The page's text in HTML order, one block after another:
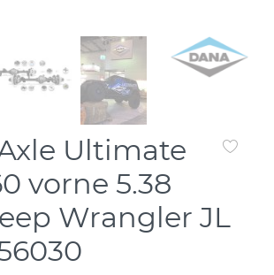
Ultimate
vorne 5.38
Wrangler JL